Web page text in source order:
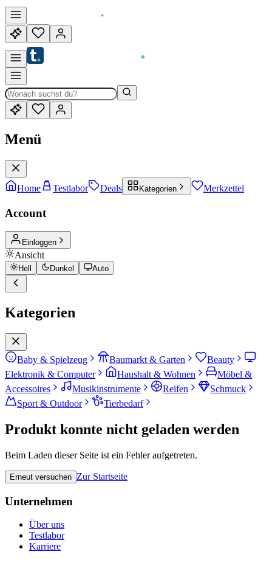
Menü
Home Testlabor Deals Kategorien Merkzettel
Account
Einloggen
Ansicht
Hell Dunkel Auto
Kategorien
Baby & Spielzeug Baumarkt & Garten
Beauty
Elektronik & Computer
Haushalt & Wohnen
Möbel &
Accessoires
Musikinstrumente Reifen
Schmuck
Sport & Outdoor
Tierbedarf
Produkt konnte nicht geladen werden
Beim Laden dieser Seite ist ein Fehler aufgetreten.
Erneut versuchen Zur Startseite
Unternehmen
Über uns
Testlabor
Karriere